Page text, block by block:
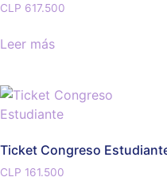
CLP 617.500
Leer más
Ticket Congreso
CLP 161.500